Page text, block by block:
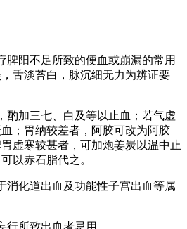
脾阳不足所致的便血或崩漏的常用
舌淡苔白，脉沉细无力为辨证要
酌加三七、白及等以止血；若气虚
；胃纳较差者，阿胶可改为阿胶
虚寒较甚者，可加炮姜炭以温中止
以赤石脂代之。
消化道出血及功能性子宫出血等属
所致出血者忌用。